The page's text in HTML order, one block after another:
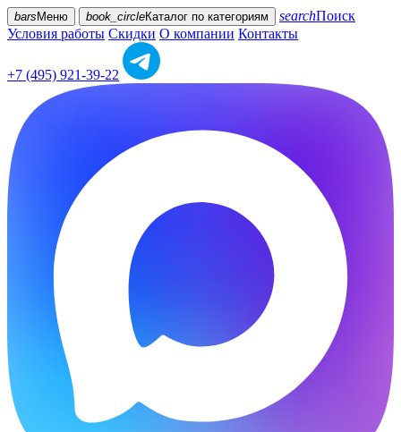
bars Меню book_circleКаталог по категориям searchПоиск
Условия работы Скидки О компании Контакты
+7 (495) 921-39-22